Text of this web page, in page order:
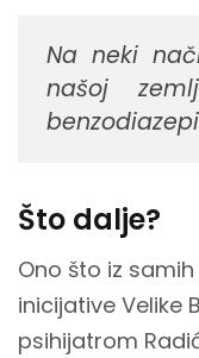
Na neki
našoj
Što dalje?
Ono što iz
inicijative Velike
psihijatrom